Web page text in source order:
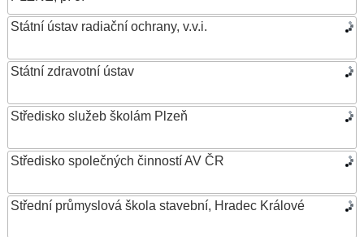
Státní ústav radiační ochrany, v.v.i.
Státní zdravotní ústav
Středisko služeb školám Plzeň
Středisko společných činností AV ČR
Střední průmyslová škola stavební, Hradec Králové